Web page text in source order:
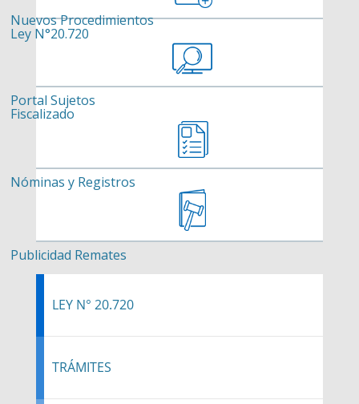
Nuevos Procedimientos
Ley N°20.720
Portal Sujetos
Fiscalizado
Nóminas y Registros
Publicidad Remates
LEY N° 20.720
TRÁMITES